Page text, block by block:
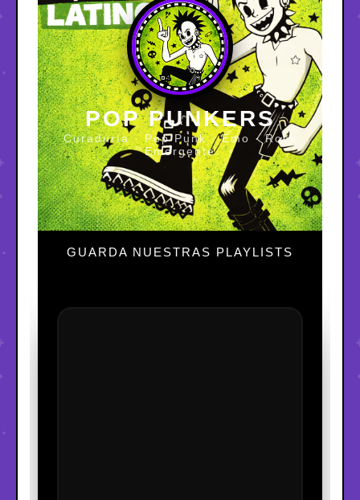
POP PUNKERS
Curaduría · Pop Punk · Emo · Rock
Emergente
GUARDA NUESTRAS PLAYLISTS